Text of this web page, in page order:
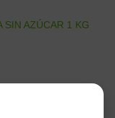
SIN AZÚCAR 1 KG